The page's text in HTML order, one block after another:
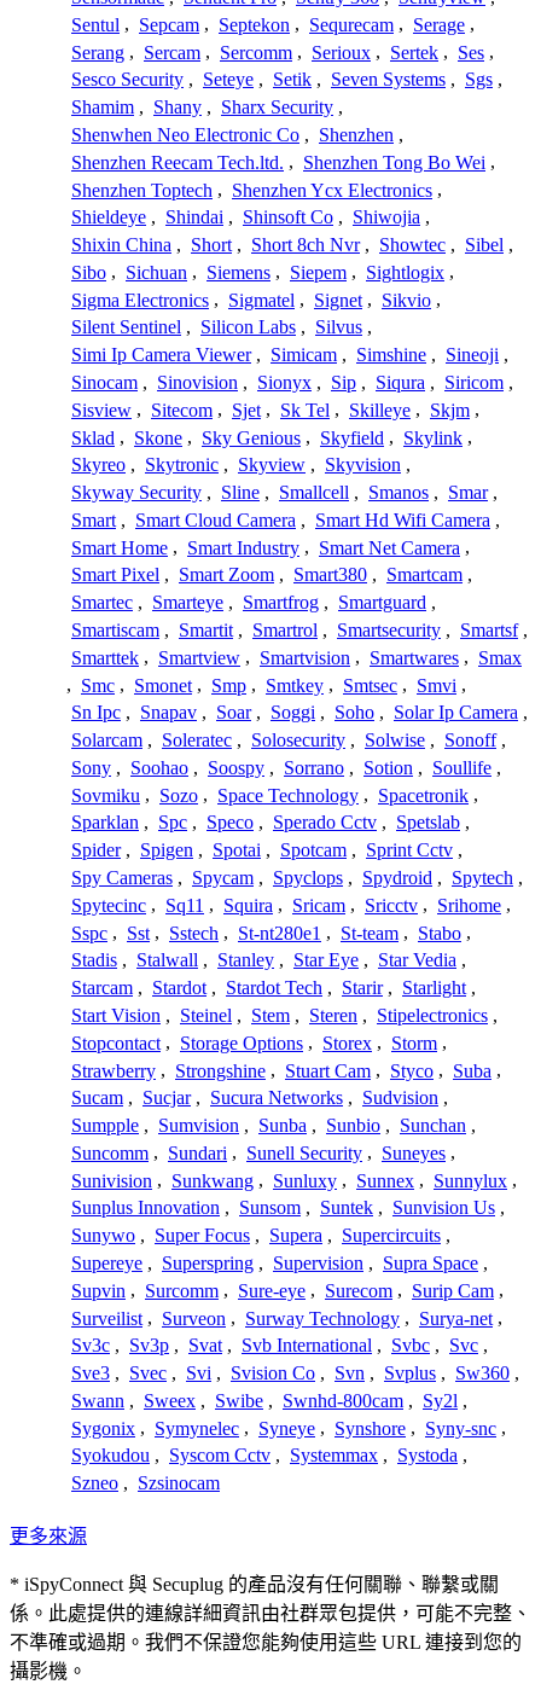
Sentul , Sepcam , Septekon , Sequrecam , Serage ,
Serang , Sercam , Sercomm , Serioux , Sertek , Ses ,
Sesco Security , Seteye , Setik , Seven Systems , Sgs ,
Shamim , Shany , Sharx Security ,
Shenwhen Neo Electronic Co , Shenzhen ,
Shenzhen Reecam Tech.ltd. , Shenzhen Tong Bo Wei ,
Shenzhen Toptech , Shenzhen Ycx Electronics ,
Shieldeye , Shindai , Shinsoft Co , Shiwojia ,
Shixin China , Short , Short 8ch Nvr , Showtec , Sibel ,
Sibo , Sichuan , Siemens , Siepem , Sightlogix ,
Sigma Electronics , Sigmatel , Signet , Sikvio ,
Silent Sentinel , Silicon Labs , Silvus ,
Simi Ip Camera Viewer , Simicam , Simshine , Sineoji ,
Sinocam , Sinovision , Sionyx , Sip , Siqura , Siricom ,
Sisview , Sitecom , Sjet , Sk Tel , Skilleye , Skjm ,
Sklad , Skone , Sky Genious , Skyfield , Skylink ,
Skyreo , Skytronic , Skyview , Skyvision ,
Skyway Security , Sline , Smallcell , Smanos , Smar ,
Smart , Smart Cloud Camera , Smart Hd Wifi Camera ,
Smart Home , Smart Industry , Smart Net Camera ,
Smart Pixel , Smart Zoom , Smart380 , Smartcam ,
Smartec , Smarteye , Smartfrog , Smartguard ,
Smartiscam , Smartit , Smartrol , Smartsecurity , Smartsf ,
Smarttek , Smartview , Smartvision , Smartwares , Smax
, Smc , Smonet , Smp , Smtkey , Smtsec , Smvi ,
Sn Ipc , Snapav , Soar , Soggi , Soho , Solar Ip Camera ,
Solarcam , Soleratec , Solosecurity , Solwise , Sonoff ,
Sony , Soohao , Soospy , Sorrano , Sotion , Soullife ,
Sovmiku , Sozo , Space Technology , Spacetronik ,
Sparklan , Spc , Speco , Sperado Cctv , Spetslab ,
Spider , Spigen , Spotai , Spotcam , Sprint Cctv ,
Spy Cameras , Spycam , Spyclops , Spydroid , Spytech ,
Spytecinc , Sq11 , Squira , Sricam , Sricctv , Srihome ,
Sspc , Sst , Sstech , St-nt280e1 , St-team , Stabo ,
Stadis , Stalwall , Stanley , Star Eye , Star Vedia ,
Starcam , Stardot , Stardot Tech , Starir , Starlight ,
Start Vision , Steinel , Stem , Steren , Stipelectronics ,
Stopcontact , Storage Options , Storex , Storm ,
Strawberry , Strongshine , Stuart Cam , Styco , Suba ,
Sucam , Sucjar , Sucura Networks , Sudvision ,
Sumpple , Sumvision , Sunba , Sunbio , Sunchan ,
Suncomm , Sundari , Sunell Security , Suneyes ,
Sunivision , Sunkwang , Sunluxy , Sunnex , Sunnylux ,
Sunplus Innovation , Sunsom , Suntek , Sunvision Us ,
Sunywo , Super Focus , Supera , Supercircuits ,
Supereye , Superspring , Supervision , Supra Space ,
Supvin , Surcomm , Sure-eye , Surecom , Surip Cam ,
Surveilist , Surveon , Surway Technology , Surya-net ,
Sv3c , Sv3p , Svat , Svb International , Svbc , Svc ,
Sve3 , Svec , Svi , Svision Co , Svn , Svplus , Sw360 ,
Swann , Sweex , Swibe , Swnhd-800cam , Sy2l ,
Sygonix , Symynelec , Syneye , Synshore , Syny-snc ,
Syokudou , Syscom Cctv , Systemmax , Systoda ,
Szneo , Szsinocam
更多來源
* iSpyConnect 與 Secuplug 的產品沒有任何關聯、聯繫或關
係。此處提供的連線詳細資訊由社群眾包提供，可能不完整、
不準確或過期。我們不保證您能夠使用這些 URL 連接到您的
攝影機。